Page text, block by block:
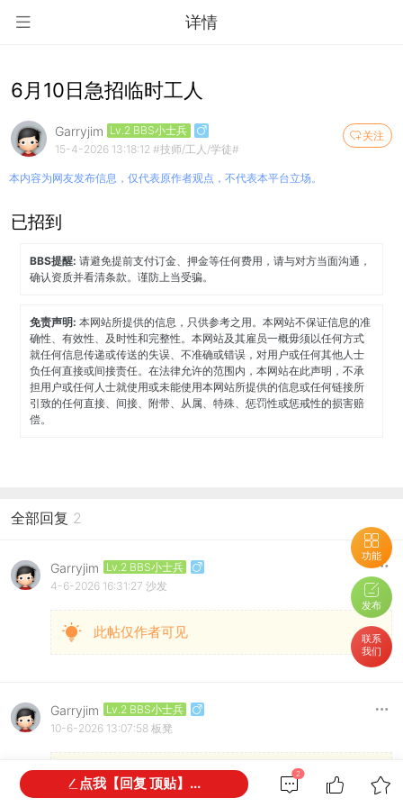
详情
功能
发布
联系
我们
6月10日急招临时工人
关注
Garryjim Lv.2 BBS小士兵
15-4-2026 13:18:12 #技师/工人/学徒#
本内容为网友发布信息，仅代表原作者观点，不代表本平台立场。
已招到
BBS提醒:请避免提前支付订金、押金等任何费用，请与对方当面沟通，
确认资质并看清条款。谨防上当受骗。
免责声明:本网站所提供的信息，只供参考之用。本网站不保证信息的准
确性、有效性、及时性和完整性。本网站及其雇员一概毋须以任何方式
就任何信息传递或传送的失误、不准确或错误，对用户或任何其他人士
负任何直接或间接责任。在法律允许的范围内，本网站在此声明，不承
担用户或任何人士就使用或未能使用本网站所提供的信息或任何链接所
引致的任何直接、间接、附带、从属、特殊、惩罚性或惩戒性的损害赔
偿。
全部回复 2
Garryjim
Lv.2 BBS小士兵
4-6-2026 16:31:27 沙发
此帖仅作者可见
Garryjim
Lv.2 BBS小士兵
10-6-2026 13:07:58 板凳
此帖仅作者可见 2
点我【回复 顶贴】...